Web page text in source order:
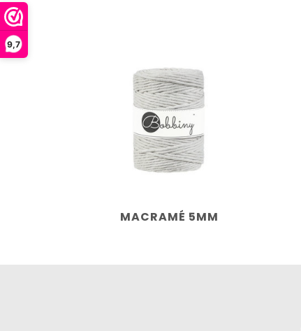
9,7
MACRAMÉ 5MM